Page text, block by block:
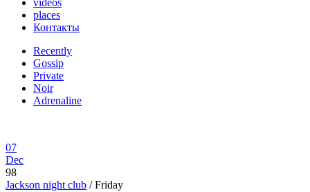
videos
places
Контакты
Recently
Gossip
Private
Noir
Adrenaline
07
Dec
98
Jackson night club / Friday